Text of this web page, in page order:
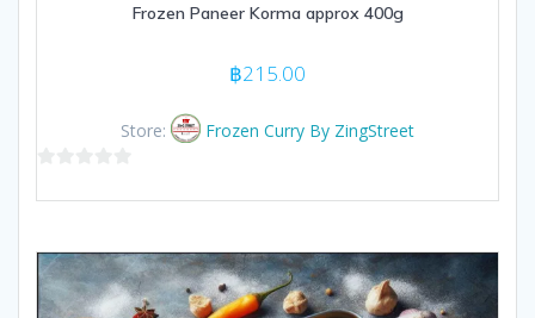
Frozen Paneer Korma approx 400g
฿215.00
Store: Frozen Curry By ZingStreet
5